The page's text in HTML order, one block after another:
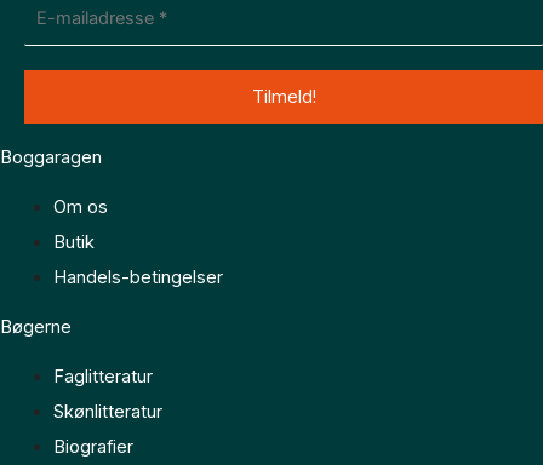
Boggaragen
Om os
Butik
Handels-betingelser
Bøgerne
Faglitteratur
Skønlitteratur
Biografier